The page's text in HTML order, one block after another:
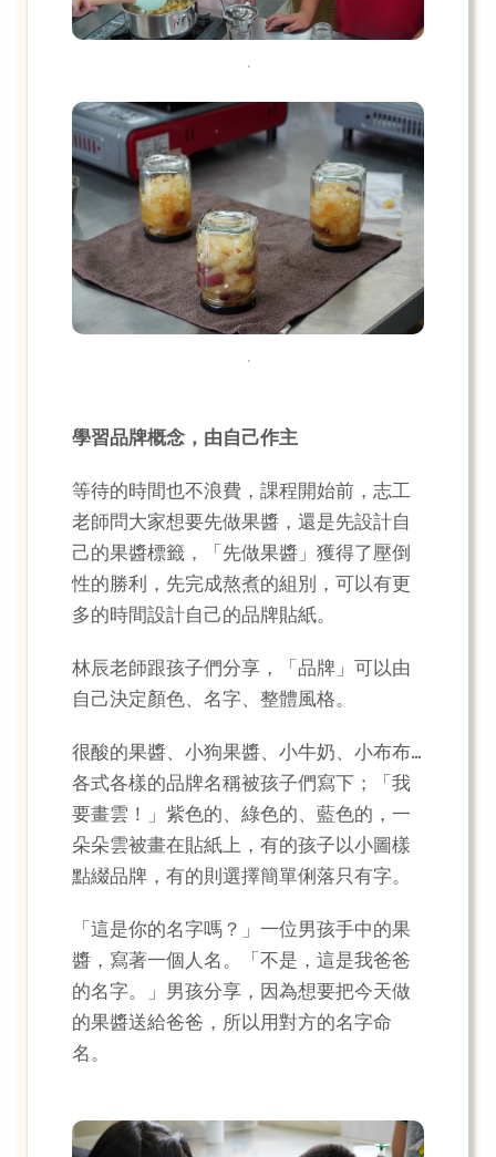
.
.
學習品牌概念，由自己作主
等待的時間也不浪費，課程開始前，志工
老師問大家想要先做果醬，還是先設計自
己的果醬標籤，「先做果醬」獲得了壓倒
性的勝利，先完成熬煮的組別，可以有更
多的時間設計自己的品牌貼紙。
林辰老師跟孩子們分享，「品牌」可以由
自己決定顏色、名字、整體風格。
很酸的果醬、小狗果醬、小牛奶、小布布…
各式各樣的品牌名稱被孩子們寫下；「我
要畫雲！」紫色的、綠色的、藍色的，一
朵朵雲被畫在貼紙上，有的孩子以小圖樣
點綴品牌，有的則選擇簡單俐落只有字。
「這是你的名字嗎？」一位男孩手中的果
醬，寫著一個人名。「不是，這是我爸爸
的名字。」男孩分享，因為想要把今天做
的果醬送給爸爸，所以用對方的名字命
名。